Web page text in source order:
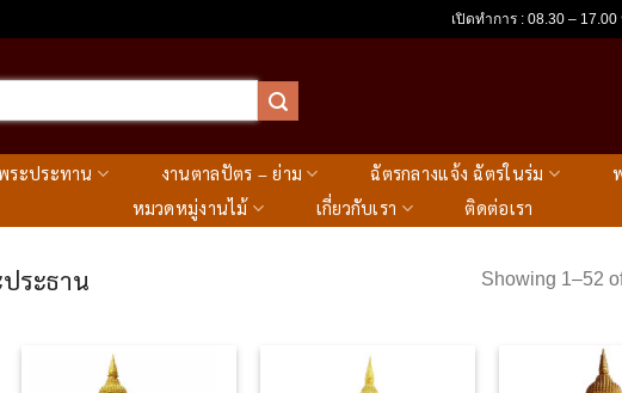
เปิดทำการ : 08.30 –
ระประทาน งานตาลปัตร – ย่าม ฉัตรกลางแจ้ง ฉัตรในร่ม
หมวดหมู่งานไม้
เกี่ยวกับเรา ติดต่อเรา
ระธาน Showing 1–52